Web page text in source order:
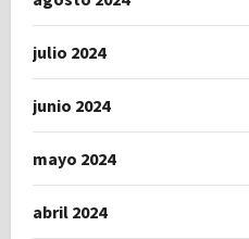
julio 2024
junio 2024
mayo 2024
abril 2024